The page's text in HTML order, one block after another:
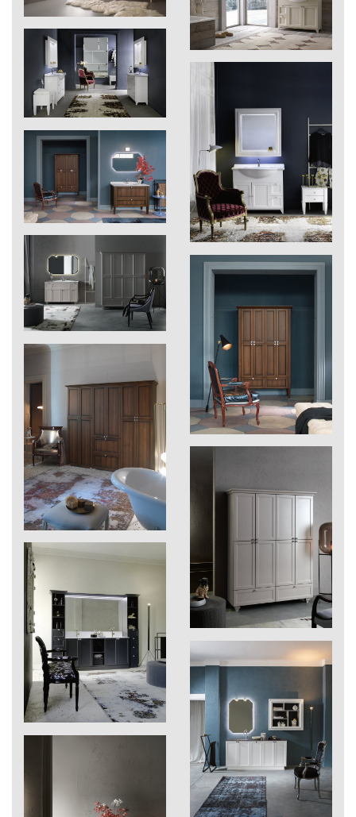
I grandi classici 2017
Voir pdf ›
Diamante: scheda tecnica
Voir pdf ›
251
Abete patinato
naturale
252
Abete laccato colore
Laccato colore opaco
Laccato colore lucido